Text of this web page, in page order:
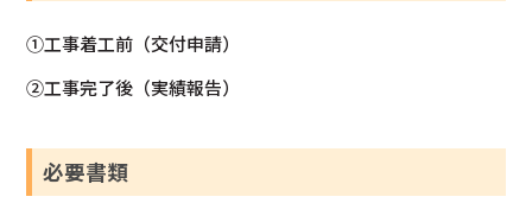
①工事着工前（交付申請）
②工事完了後（実績報告）
必要書類